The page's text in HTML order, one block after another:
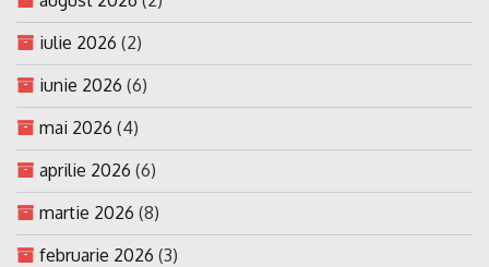
iulie 2026 (2)
iunie 2026 (6)
mai 2026 (4)
aprilie 2026 (6)
martie 2026 (8)
februarie 2026 (3)